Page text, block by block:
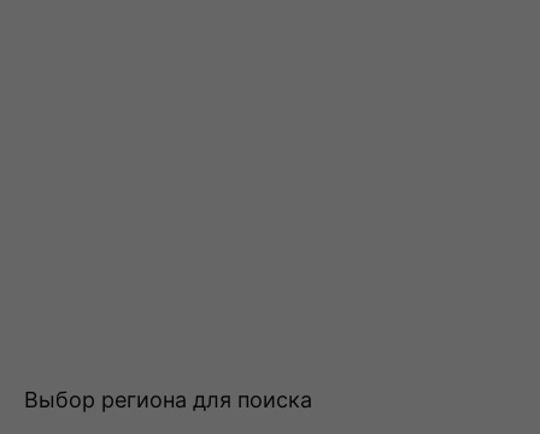
Выбор региона для поиска